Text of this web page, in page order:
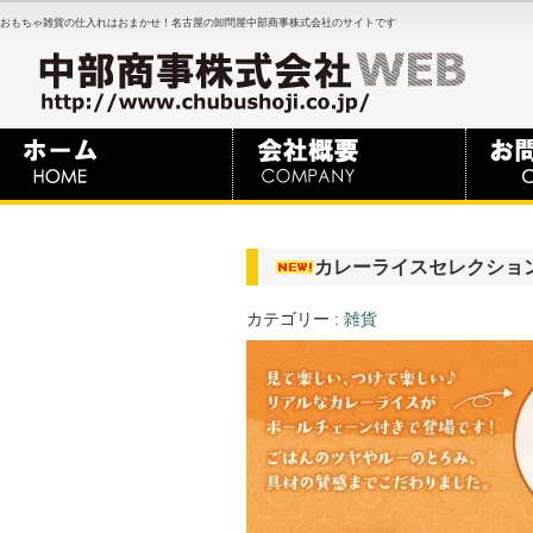
おもちゃ雑貨の仕入れはおまかせ！名古屋の卸問屋中部商事株式会社のサイトです
カレーライスセレクショ
カテゴリー : 雑貨